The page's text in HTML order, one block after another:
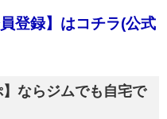
登録】はコチラ(公式
ならジムでも自宅で